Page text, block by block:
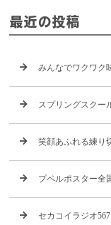
最近の投稿
みんなでワクワク
スプリングスクー
笑顔あふれる練り
プペルポスター全
セカコイラジオ